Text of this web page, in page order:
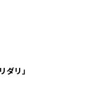
ダリ」